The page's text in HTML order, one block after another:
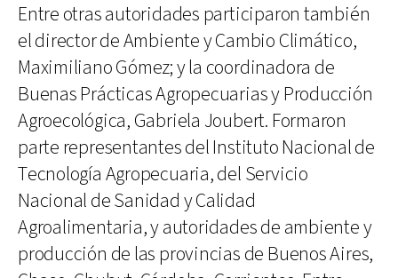
Entre otras autoridades participaron también
el director de Ambiente y Cambio Climático,
Maximiliano Gómez; y la coordinadora de
Buenas Prácticas Agropecuarias y Producción
Agroecológica, Gabriela Joubert. Formaron
parte representantes del Instituto Nacional de
Tecnología Agropecuaria, del Servicio
Nacional de Sanidad y Calidad
Agroalimentaria, y autoridades de ambiente y
producción de las provincias de Buenos Aires,